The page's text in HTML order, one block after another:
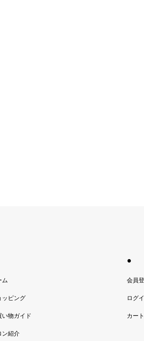
ム
ッピング
い物ガイド
ン紹介
●
会員
ログ
カー